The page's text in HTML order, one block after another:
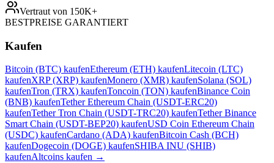
Vertraut von 150K+
BESTPREISE GARANTIERT
Kaufen
Bitcoin (BTC) kaufenEthereum (ETH) kaufenLitecoin (LTC)
kaufenXRP (XRP) kaufenMonero (XMR) kaufenSolana (SOL)
kaufenTron (TRX) kaufenToncoin (TON) kaufenBinance Coin
(BNB) kaufenTether Ethereum Chain (USDT-ERC20)
kaufenTether Tron Chain (USDT-TRC20) kaufenTether Binance
Smart Chain (USDT-BEP20) kaufenUSD Coin Ethereum Chain
(USDC) kaufenCardano (ADA) kaufenBitcoin Cash (BCH)
kaufenDogecoin (DOGE) kaufenSHIBA INU (SHIB)
kaufenAltcoins kaufen →